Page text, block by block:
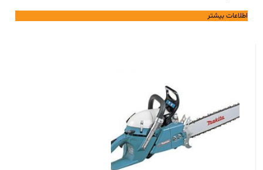
اطلاعات بیشتر